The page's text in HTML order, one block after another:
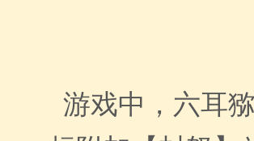
游戏中，六耳